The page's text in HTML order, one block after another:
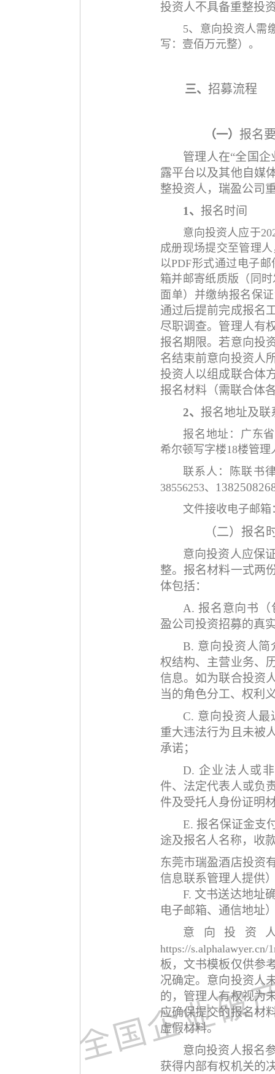
投资人不具备重整投
5、 意向投资人需
写：壹佰万元整）。
三、 招募流程
（一） 报名
管理人在“全国
露平台以及其他自媒
整投资人，瑞盈公司
1、 报名时间
意向投资人应于
成册现场提交至管理
以PDF形式通过电子
箱并邮寄纸质版（同
面单）并缴纳报名保
通过后提前完成报名
尽职调查。管理人有
报名期限。若意向投
名结束前意向投资人
投资人以组成联合体
报名材料（需联合体
2、 报名地址及联
报名地址：广东
希尔顿写字楼18楼管理
联系人：陈联书
38556253、
文件接收电子邮箱
（二）报名
意向投资人应保
整。报名材料一式两
体包括：
A. 报名意向书（
盈公司投资招募的真
B. 意向投资人简
权结构、主营业务、
信息。如为联合投资
当的角色分工、权利
C. 意向投资人最
重大违法行为且未被
承诺；
D. 企业法人或
件、法定代表人或负
件及受托人身份证明
E. 报名保证金支
途及报名人名称，收
东莞市瑞盈酒店投资
信息联系管理人提供
F. 文书送达地址
电子邮箱、通信地址
意向投资
https://s.alphalawyer.cn/
板，文书模板仅供参
况确定。意向投资人
的，管理人有权视为
应确保提交的报名材
虚假材料。
意向投资人报名
获得内部有权机关的